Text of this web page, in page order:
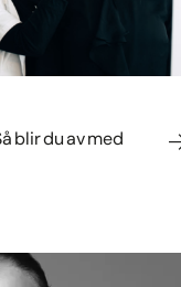
blir du av med